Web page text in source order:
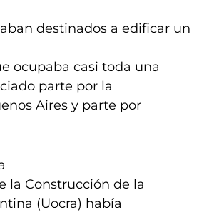
destinados a edificar un
ocupaba casi toda una
parte por la
Aires y parte por
la Construcción de la
(Uocra) había